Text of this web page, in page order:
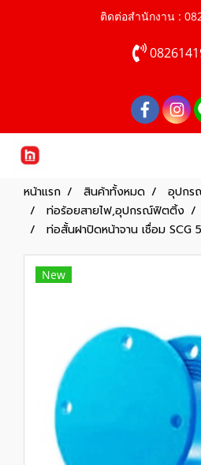
ติดต่อสำนักงาน :
หน้าแรก สินค้าทั้งหมด
อุปกร
ท่อร้อยสายไฟ,อุปกรณ์ฟิตติ้ง
ท่อสั้นฝาปิดหน้าจาน เชื่อม SCG
New